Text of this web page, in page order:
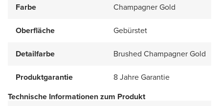
Farbe Champagner Gold
Oberfläche Gebürstet
Detailfarbe Brushed Champagner Gold
Produktgarantie
8 Jahre Garantie
Technische Informationen zum Produkt